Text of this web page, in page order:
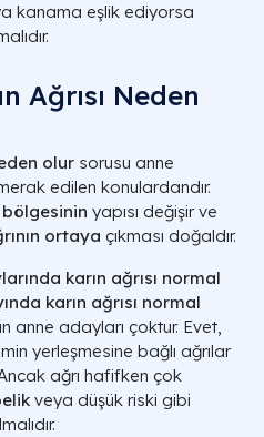
kanama eşlik ediyorsa
Ağrısı Neden
olur sorusu anne
edilen konulardandır.
bölgesinin yapısı değişir ve
ortaya çıkması doğaldır.
karın ağrısı normal
karın ağrısı normal
anne adayları çoktur. Evet,
yerleşmesine bağlı ağrılar
ağrı hafifken çok
veya düşük riski gibi